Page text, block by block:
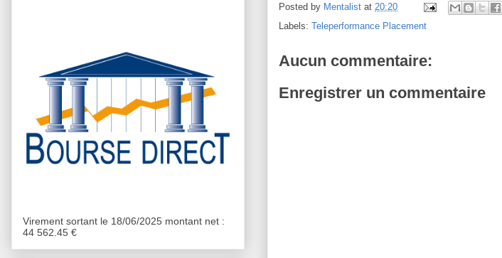
Posted by Mentalist at 20:20
Labels: Teleperformance Placement
Aucun commentaire:
Enregistrer un commentaire
Virement sortant le 18/06/2025 montant net :
44 562.45 €